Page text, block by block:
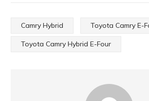
Camry Hybrid Toyota Camry E-
Toyota Camry Hybrid E-Four